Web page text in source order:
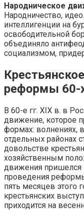
Народническое
Народничество,
интеллигенции на
освободительной
объединяло
социализмом,
реформы 60-х
В 60-е гг. XIX в. в
движение, ко­торое
формах: волнениях,
отдельных районах
довольстве
хозяйственным
движения пришелся
проведения
пять месяцев этого
крестьянских
приходится на